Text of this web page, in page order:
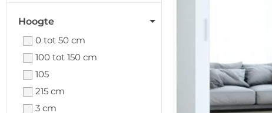
Hoogte
0 tot 50 cm
100 tot 150 cm
105
215 cm
3 cm